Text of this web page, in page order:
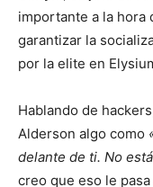
importante a la hora
garantizar la
por la elite en
Hablando de
Alderson algo como
delante de ti. No
creo que eso le